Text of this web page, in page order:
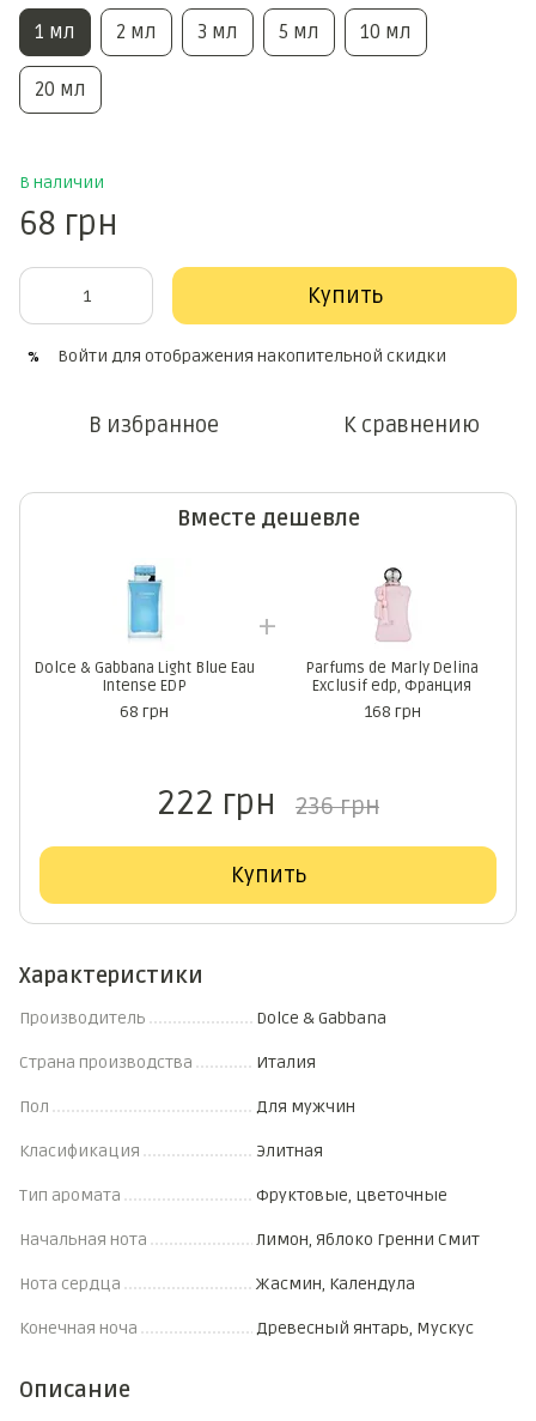
1 мл 2 мл 3 мл 5 мл 10 мл
20 мл
В наличии
68 грн
Купить
% Войти для отображения накопительной скидки
В избранное К сравнению
Вместе дешевле
Dolce & Gabbana Light Blue Eau
Intense EDP
68 грн
Parfums de Marly Delina
Exclusif edp, Франция
168 грн
222 грн 236 грн
Купить
Характеристики
Производитель Dolce & Gabbana
Страна производства Италия
Пол Для мужчин
Класификация Элитная
Тип аромата Фруктовые, цветочные
Начальная нота Лимон, Яблоко Гренни Смит
Нота сердца Жасмин, Календула
Конечная ноча Древесный янтарь, Мускус
Описание